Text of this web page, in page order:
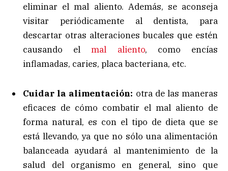
eliminar el mal aliento. Además, se aconseja
visitar periódicamente al dentista, para
descartar otras alteraciones bucales que estén
causando elmal aliento, como encías
inflamadas, caries, placa bacteriana, etc.
Cuidar la alimentación: otra de las maneras
eficaces de cómo combatir el mal aliento de
forma natural, es con el tipo de dieta que se
está llevando, ya que no sólo una alimentación
balanceada ayudará al mantenimiento de la
salud del organismo en general, sino que